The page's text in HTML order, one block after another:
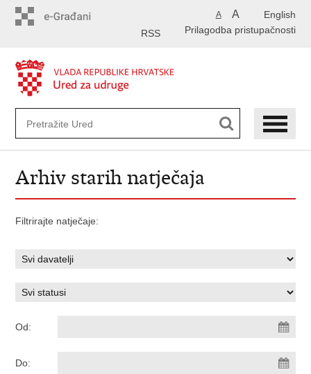
English
A A
Prilagodba pristupačnosti
RSS
Arhiv starih natječaja
Filtrirajte natječaje:
Od:
Do: